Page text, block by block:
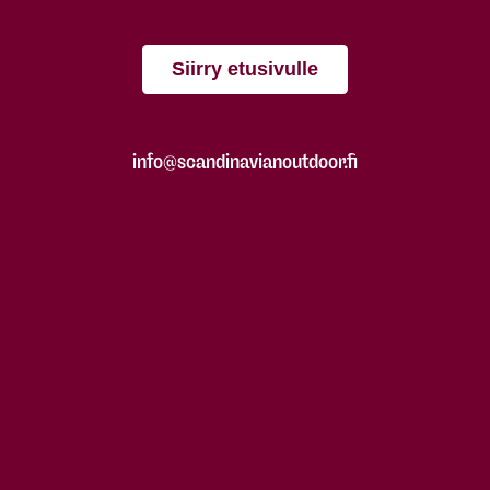
Siirry etusivulle
info@scandinavianoutdoor.fi